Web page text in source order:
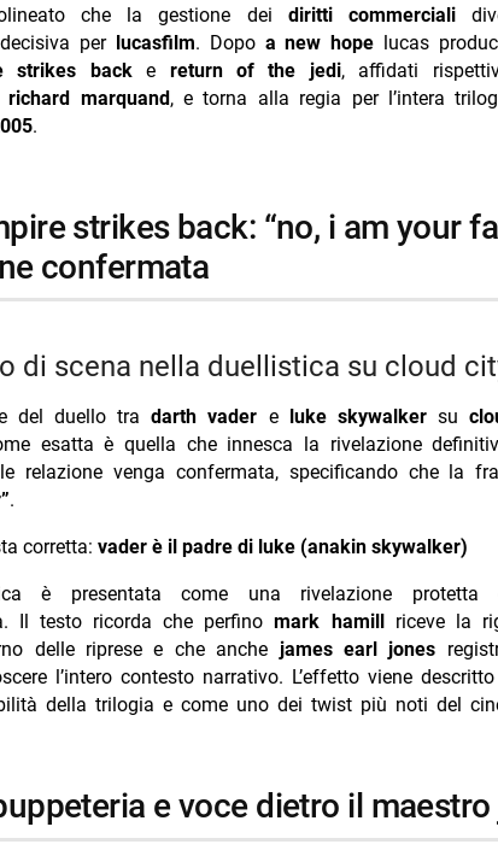
che la gestione dei diritti commerciali
per lucasfilm. Dopo a new hope lucas
strikes backe return of the jedi, affidati
richard marquand, e torna alla regia per l’intera
.
confermata
di scena nella duellistica su cloud
del duello tradarth vader e luke skywalkersu
esatta è quella che innesca la rivelazione
relazione venga confermata, specificando che la
.
corretta: vader è il padre di luke (anakin skywalker)
è presentata come una rivelazione protetta
Il testo ricorda che perfinomark hamill
riceve la
delle riprese e che anche james earl jones
l’intero contesto narrativo. L’effetto viene
della trilogia e come uno dei twist più noti del
e voce dietro il